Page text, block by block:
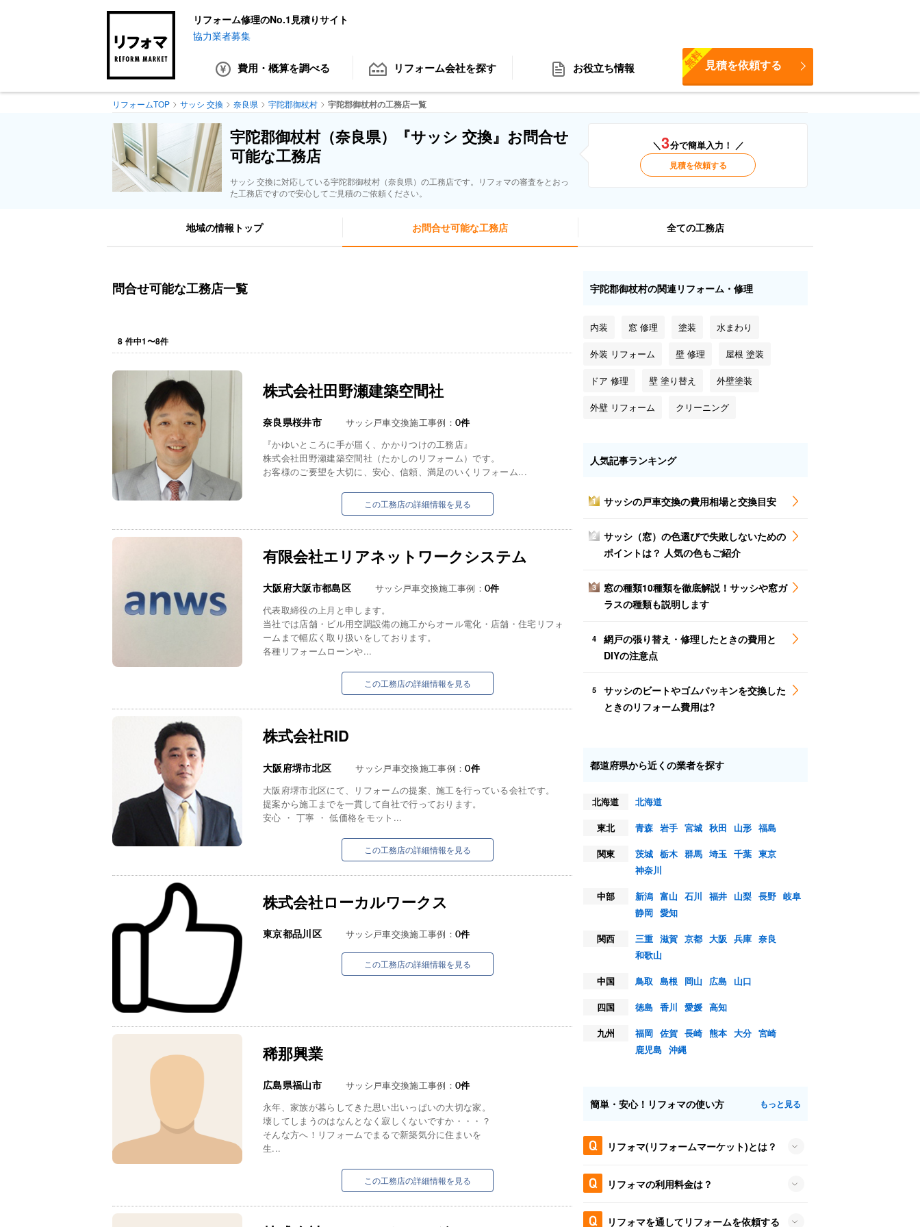
リフォーム修理のNo.1見積りサイト
協力業者募集
費用・概算を調べる リフォーム会社を探す お役立ち情報 見積を依頼する
無料
リフォームTOP サッシ 交換 奈良県 宇陀郡御杖村 宇陀郡御杖村の工務店一覧
宇陀郡御杖村（奈良県）『サッシ 交換』お問合せ
可能な工務店
サッシ 交換に対応している宇陀郡御杖村（奈良県）の工務店です。リフォマの審査をとおっ
た工務店ですので安心してご見積のご依頼ください。
＼3分で簡単入力！ ／
見積を依頼する
地域の情報トップ お問合せ可能な工務店 全ての工務店
問合せ可能な工務店一覧
8 件中1〜8件
株式会社田野瀬建築空間社
奈良県桜井市 サッシ戸車交換施工事例：0件
『かゆいところに手が届く、かかりつけの工務店』
株式会社田野瀬建築空間社（たかしのリフォーム）です。
お客様のご要望を大切に、安心、信頼、満足のいくリフォーム...
この工務店の詳細情報を見る
有限会社エリアネットワークシステム
大阪府大阪市都島区 サッシ戸車交換施工事例：0件
代表取締役の上月と申します。
当社では店舗・ビル用空調設備の施工からオール電化・店舗・住宅リフォ
ームまで幅広く取り扱いをしております。
各種リフォームローンや...
この工務店の詳細情報を見る
株式会社RID
大阪府堺市北区 サッシ戸車交換施工事例：0件
大阪府堺市北区にて、リフォームの提案、施工を行っている会社です。
提案から施工までを一貫して自社で行っております。
安心 ・ 丁寧 ・ 低価格をモット...
この工務店の詳細情報を見る
株式会社ローカルワークス
東京都品川区 サッシ戸車交換施工事例：0件
この工務店の詳細情報を見る
稀那興業
広島県福山市 サッシ戸車交換施工事例：0件
永年、家族が暮らしてきた思い出いっぱいの大切な家。
壊してしまうのはなんとなく寂しくないですか・・・？
そんな方へ！リフォームでまるで新築気分に住まいを
生...
この工務店の詳細情報を見る
宇陀郡御杖村の関連リフォーム・修理
内装 窓 修理 塗装 水まわり
外装 リフォーム 壁 修理 屋根 塗装
ドア 修理 壁 塗り替え 外壁塗装
外壁 リフォーム クリーニング
人気記事ランキング
1 サッシの戸車交換の費用相場と交換目安
2
サッシ（窓）の色選びで失敗しないための
ポイントは？ 人気の色もご紹介
3
窓の種類10種類を徹底解説！サッシや窓ガ
ラスの種類も説明します
4
網戸の張り替え・修理したときの費用と
DIYの注意点
5
サッシのビートやゴムパッキンを交換した
ときのリフォーム費用は?
都道府県から近くの業者を探す
北海道
北海道
東北
青森 岩手 宮城 秋田 山形 福島
関東
茨城 栃木 群馬 埼玉 千葉 東京
神奈川
中部
新潟 富山 石川 福井 山梨 長野 岐阜
静岡 愛知
関西
三重 滋賀 京都 大阪 兵庫 奈良
和歌山
中国
鳥取 島根 岡山 広島
山口
四国
徳島 香川 愛媛 高知
九州
福岡 佐賀 長崎 熊本 大分 宮崎
鹿児島 沖縄
簡単・安心！リフォマの使い方 もっと見る
リフォマ(リフォームマーケット)とは？
リフォマの利用料金は？
リフォマを通してリフォームを依頼する